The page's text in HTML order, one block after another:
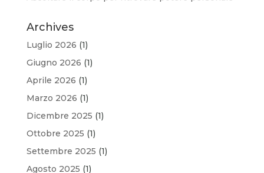
Archives
Luglio 2026 (1)
Giugno 2026 (1)
Aprile 2026 (1)
Marzo 2026 (1)
Dicembre 2025 (1)
Ottobre 2025 (1)
Settembre 2025 (1)
Agosto 2025 (1)